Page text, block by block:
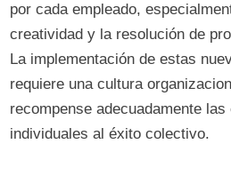
por cada empleado,
creatividad y la resolución de
La implementación de estas
requiere una cultura
recompense adecuadamente
individuales al éxito colectivo.